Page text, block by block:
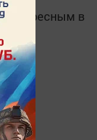
в
MАХ: